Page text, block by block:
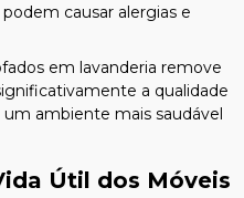
causar alergias e
em lavanderia remove
a qualidade
ambiente mais saudável
Útil dos Móveis